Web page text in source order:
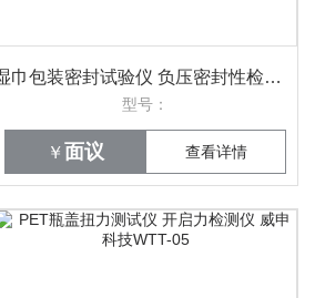
湿巾包装密封试验仪 负压密封性检测仪 WST-02 威申科技
型号：
￥ 面议 查看详情